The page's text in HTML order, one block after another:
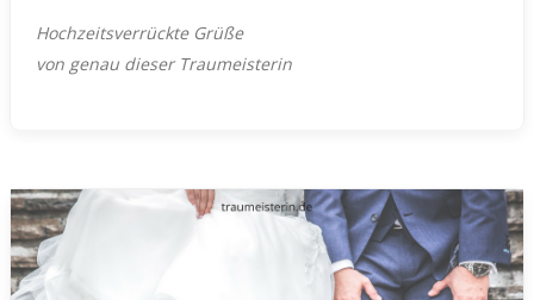
Hochzeitsverrückte Grüße
von genau dieser Traumeisterin